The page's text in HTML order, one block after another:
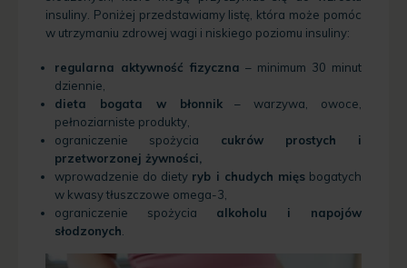
insuliny. Poniżej przedstawiamy listę, która może pomóc
w utrzymaniu zdrowej wagi i niskiego poziomu insuliny:
regularna aktywność fizyczna – minimum 30 minut
dziennie,
dieta bogata w błonnik– warzywa, owoce,
pełnoziarniste produkty,
ograniczenie spożycia cukrów prostych i
przetworzonej żywności,
wprowadzenie do diety ryb i chudych mięsbogatych
w kwasy tłuszczowe omega-3,
ograniczenie spożycia alkoholu i napojów
słodzonych.